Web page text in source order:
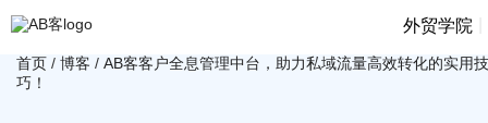
外贸学院
首页 / 博客 / AB客客户全息管理中台，助力私域流量高效转化的实用技
巧！